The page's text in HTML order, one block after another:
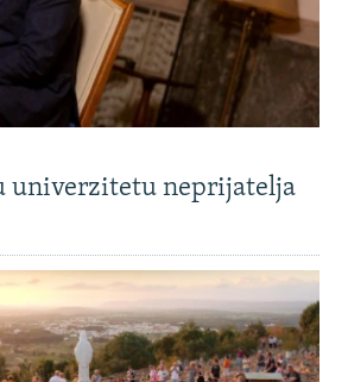
univerzitetu neprijatelja